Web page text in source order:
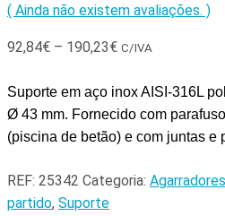
( Ainda não existem avaliações. )
92,84€ – 190,23€ C/IVA
Suporte em aço inox AISI-316L
Ø 43 mm. Fornecido com
(piscina de betão) e com juntas e
REF: 25342 Categoria: Agarradores
partido, Suporte